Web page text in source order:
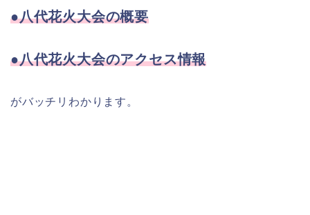
●八代花火大会の概要
●八代花火大会のアクセス情報
がバッチリわかります。